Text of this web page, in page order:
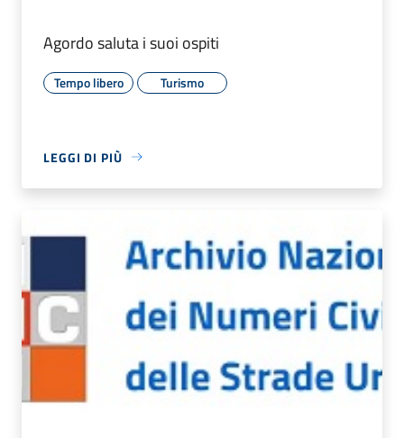
Agordo saluta i suoi ospiti
Tempo libero Turismo
LEGGI DI PIÙ